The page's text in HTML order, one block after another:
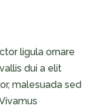
ligula ornare
dui a elit
malesuada sed